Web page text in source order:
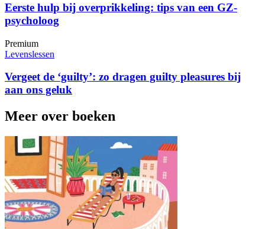
Eerste hulp bij overprikkeling: tips van een GZ-
psycholoog
Premium
Levenslessen
Vergeet de ‘guilty’: zo dragen guilty pleasures bij
aan ons geluk
Meer over boeken